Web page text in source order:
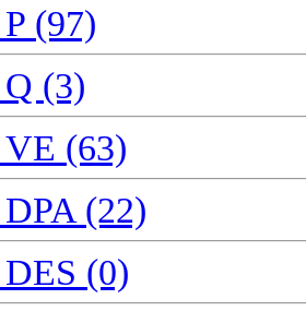
(97)
(3)
(63)
(22)
(0)